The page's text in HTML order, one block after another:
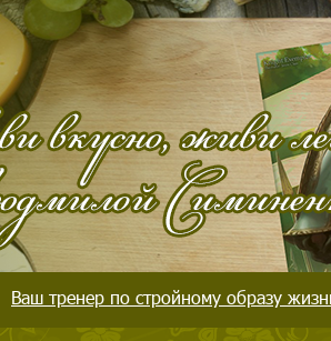
Ваш тренер по стройному образу